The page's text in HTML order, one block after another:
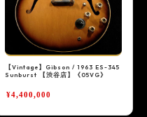
【Vintage】Gibson / 1963 ES-345
Sunburst 【渋谷店】《05VG》
¥4,400,000